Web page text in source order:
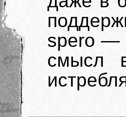
spero —
смысл